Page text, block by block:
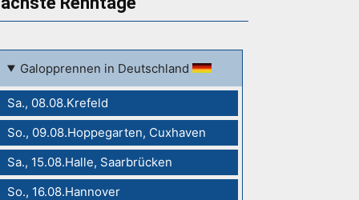
Galopprennen in Deutschland
Sa., 08.08.Krefeld
So., 09.08.Hoppegarten, Cuxhaven
Sa., 15.08.Halle, Saarbrücken
So., 16.08.Hannover